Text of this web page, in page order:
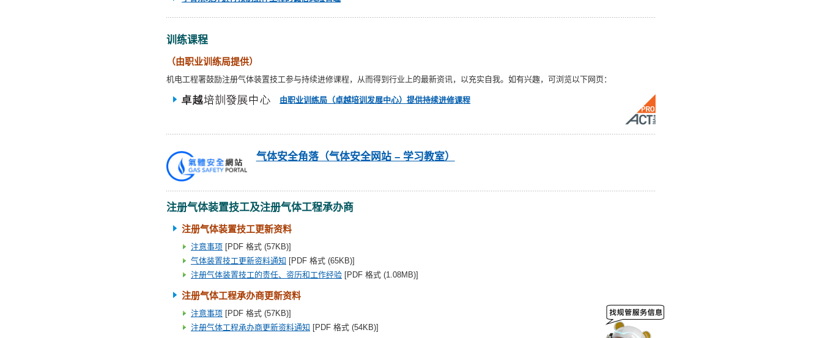
训练课程
（由职业训练局提供）
机电工程署鼓励注册气体装置技工参与持续进修课程，从而得到行业上的最新资讯，以充实自我。如有兴趣，可浏览以下网页：
由职业训练局（卓越培训发展中心）提供持续进修课程
气体安全角落（气体安全网站 – 学习教室）
注册气体装置技工及注册气体工程承办商
注册气体装置技工更新资料
注意事项 [PDF 格式 (57KB)]
气体装置技工更新资料通知 [PDF 格式 (65KB)]
注册气体装置技工的责任、资历和工作经验 [PDF 格式 (1.08MB)]
注册气体工程承办商更新资料
注意事项 [PDF 格式 (57KB)]
注册气体工程承办商更新资料通知 [PDF 格式 (54KB)]